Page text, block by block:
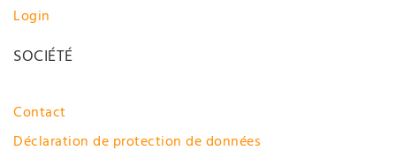
Login
SOCIÉTÉ
Contact
Déclaration de protection de données